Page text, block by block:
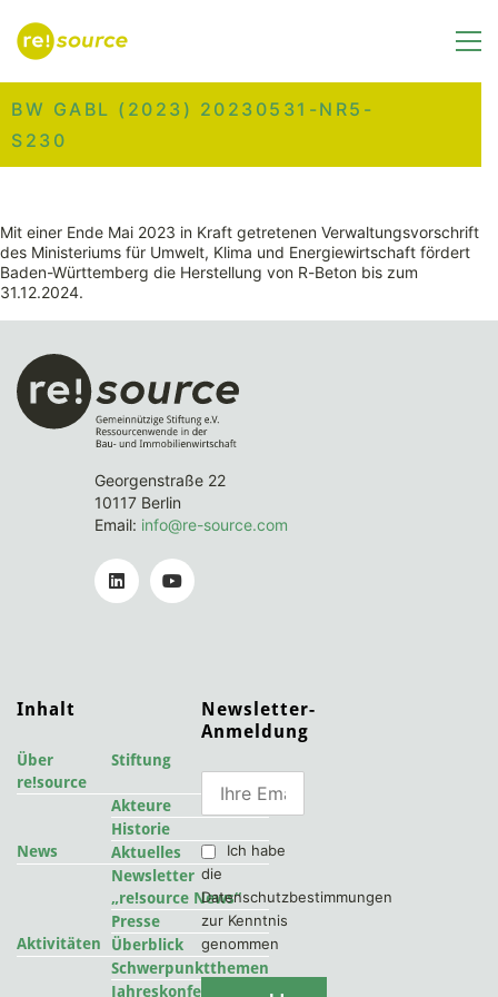
BW GABL (2023) 20230531-NR5-
S230
Mit einer Ende Mai 2023 in Kraft getretenen Verwaltungsvorschrift
des Ministeriums für Umwelt, Klima und Energiewirtschaft fördert
Baden-Württemberg die Herstellung von R-Beton bis zum
31.12.2024.
Georgenstraße 22
10117 Berlin
Email: info@re-source.com
Inhalt
Über
re!source
Stiftung
Akteure
Historie
News
Aktuelles
Newsletter
„re!source News“
Presse
Aktivitäten
Überblick
Schwerpunktthemen
Jahreskonferenzen
2022
Newsletter-
Anmeldung
Ich habe
die
Datenschutzbestimmungen
zur Kenntnis
genommen